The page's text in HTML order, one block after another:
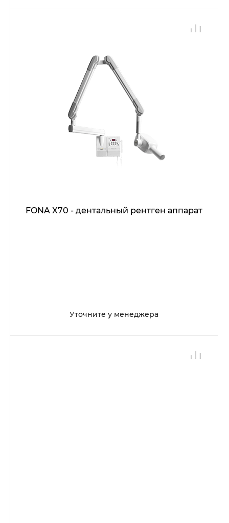
FONA X70 - дентальный рентген аппарат
Уточните у менеджера